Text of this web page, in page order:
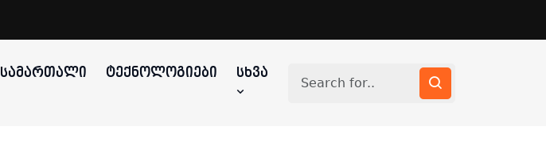
ᲡᲐᲛᲐᲠᲗᲐᲚᲘ ᲢᲔᲥᲜᲝᲚᲝᲒᲘᲔᲑᲘ ᲡᲮᲕᲐ